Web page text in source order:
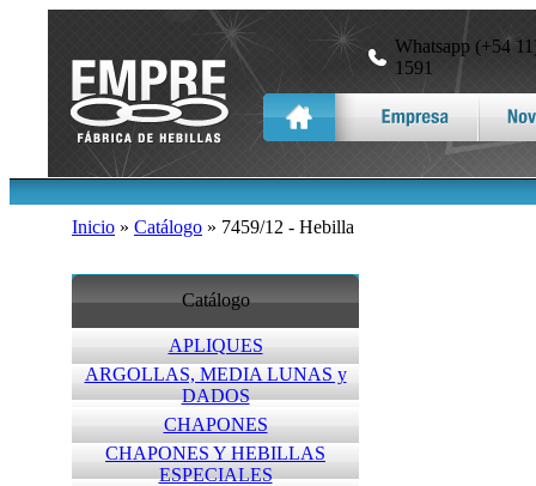
Whatsapp (+54
1591
Inicio » Catálogo » 7459/12 - Hebilla
Catálogo
APLIQUES
ARGOLLAS, MEDIA LUNAS y
DADOS
CHAPONES
CHAPONES Y HEBILLAS
ESPECIALES